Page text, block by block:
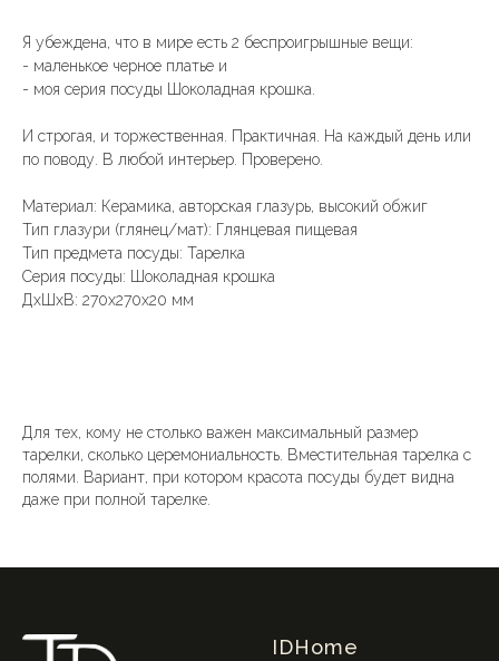
Я убеждена, что в мире есть 2 беспроигрышные вещи:
- маленькое черное платье и
- моя серия посуды Шоколадная крошка.
И строгая, и торжественная. Практичная. На каждый день или
по поводу. В любой интерьер. Проверено.
Материал: Керамика, авторская глазурь, высокий обжиг
Тип глазури (глянец/мат): Глянцевая пищевая
Тип предмета посуды: Тарелка
Серия посуды: Шоколадная крошка
ДxШxВ: 270x270x20 мм
Для тех, кому не столько важен максимальный размер
тарелки, сколько церемониальность. Вместительная тарелка с
полями. Вариант, при котором красота посуды будет видна
даже при полной тарелке.
IDHome